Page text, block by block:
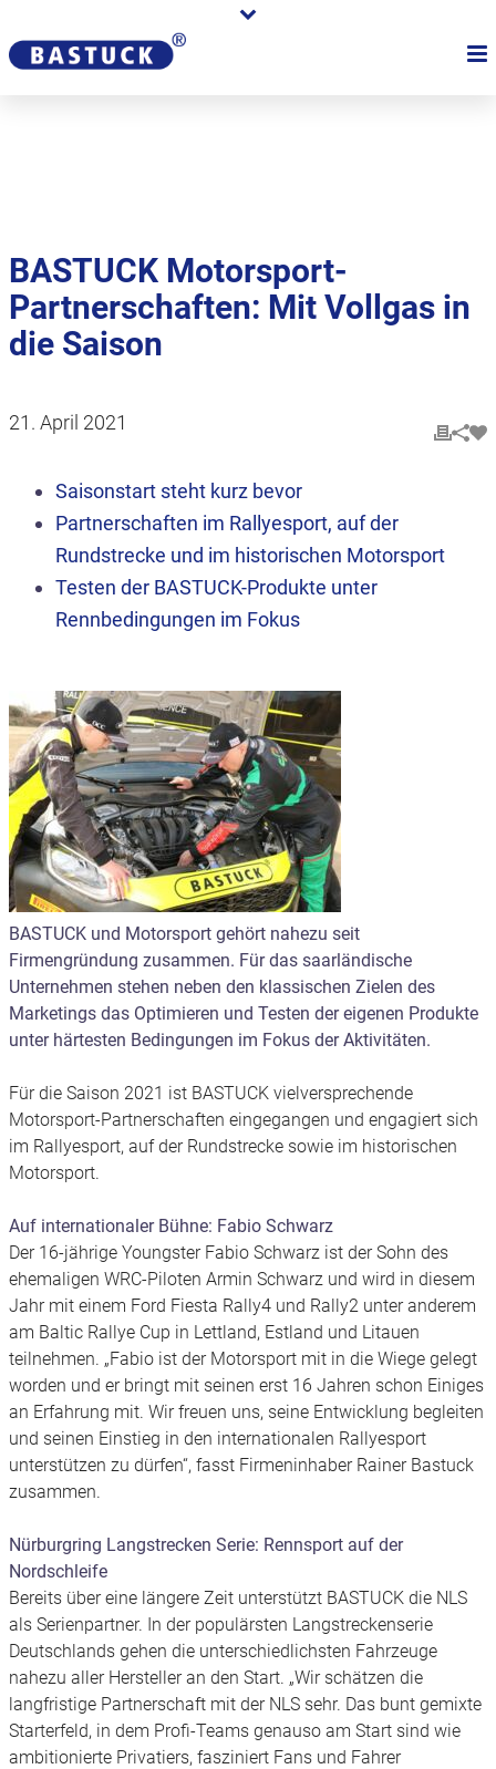
Händler
BASTUCK Motorsport-
Partnerschaften: Mit Vollgas in
die Saison
21. April 2021
Saisonstart steht kurz bevor
Partnerschaften im Rallyesport, auf der
Rundstrecke und im historischen Motorsport
Testen der BASTUCK-Produkte unter
Rennbedingungen im Fokus
BASTUCK und Motorsport gehört nahezu seit
Firmengründung zusammen. Für das saarländische
Unternehmen stehen neben den klassischen Zielen des
Marketings das Optimieren und Testen der eigenen Produkte
unter härtesten Bedingungen im Fokus der Aktivitäten.
Für die Saison 2021 ist BASTUCK vielversprechende
Motorsport-Partnerschaften eingegangen und engagiert sich
im Rallyesport, auf der Rundstrecke sowie im historischen
Motorsport.
Auf internationaler Bühne: Fabio Schwarz
Der 16-jährige Youngster Fabio Schwarz ist der Sohn des
ehemaligen WRC-Piloten Armin Schwarz und wird in diesem
Jahr mit einem Ford Fiesta Rally4 und Rally2 unter anderem
am Baltic Rallye Cup in Lettland, Estland und Litauen
teilnehmen. „Fabio ist der Motorsport mit in die Wiege gelegt
worden und er bringt mit seinen erst 16 Jahren schon Einiges
an Erfahrung mit. Wir freuen uns, seine Entwicklung begleiten
und seinen Einstieg in den internationalen Rallyesport
unterstützen zu dürfen“, fasst Firmeninhaber Rainer Bastuck
zusammen.
Nürburgring Langstrecken Serie: Rennsport auf der
Nordschleife
Bereits über eine längere Zeit unterstützt BASTUCK die NLS
als Serienpartner. In der populärsten Langstreckenserie
Deutschlands gehen die unterschiedlichsten Fahrzeuge
nahezu aller Hersteller an den Start. „Wir schätzen die
langfristige Partnerschaft mit der NLS sehr. Das bunt gemixte
Starterfeld, in dem Profi-Teams genauso am Start sind wie
ambitionierte Privatiers, fasziniert Fans und Fahrer